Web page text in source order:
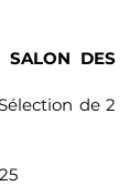
DES
de 2